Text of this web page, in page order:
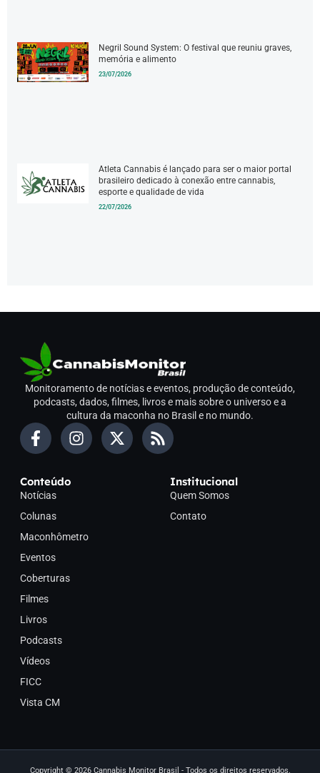
Negril Sound System: O festival que reuniu graves,
memória e alimento
23/07/2026
Atleta Cannabis é lançado para ser o maior portal
brasileiro dedicado à conexão entre cannabis,
esporte e qualidade de vida
22/07/2026
Monitoramento de notícias e eventos, produção de conteúdo,
podcasts, dados, filmes, livros e mais sobre o universo e a
cultura da maconha no Brasil e no mundo.
Conteúdo
Notícias
Colunas
Maconhômetro
Eventos
Coberturas
Filmes
Livros
Podcasts
Vídeos
FICC
Vista CM
Institucional
Quem Somos
Contato
Copyright © 2026 Cannabis Monitor Brasil - Todos os direitos reservados.